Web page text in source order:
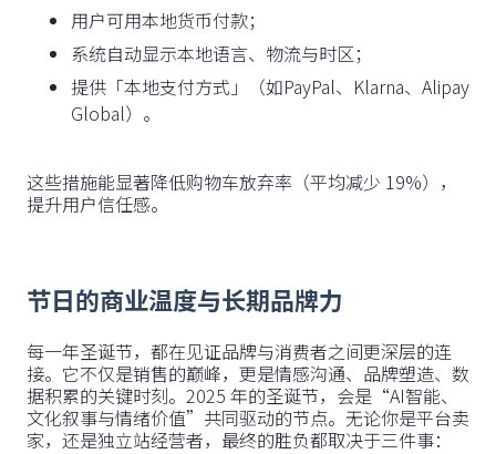
用户可用本地货币付款；
系统自动显示本地语言、物流与时区；
提供「本地支付方式」（如PayPal、Klarna、Alipay
Global）。
这些措施能显著降低购物车放弃率（平均减少 19%），
提升用户信任感。
节日的商业温度与长期品牌力
每一年圣诞节，都在见证品牌与消费者之间更深层的连
接。它不仅是销售的巅峰，更是情感沟通、品牌塑造、数
据积累的关键时刻。2025 年的圣诞节，会是“AI智能、
文化叙事与情绪价值”共同驱动的节点。无论你是平台卖
家，还是独立站经营者，最终的胜负都取决于三件事：